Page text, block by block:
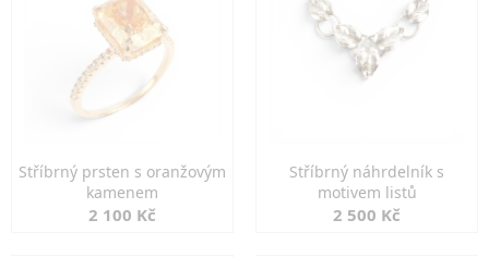
Stříbrný prsten s oranžovým
kamenem
2 100 Kč
Stříbrný náhrdelník s
motivem listů
2 500 Kč